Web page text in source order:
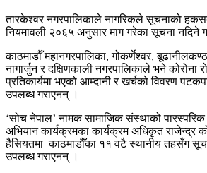
तारकेश्वर नगरपालिकाले नागरिकले सूचनाको
नियमावली २०६५ अनुसार माग गरेका सूचना नदिने
काठमाडौँ महानगरपालिका, गोकर्णेश्वर,
नागार्जुन र दक्षिणकाली नगरपालिकाले भने कोरोना
प्रतिकार्यमा भएको आम्दानी र खर्चको विवरण
उपलब्ध गराएनन् ।
‘सोच नेपाल’ नामक सामाजिक संस्थाको
अभियान कार्यक्रमका कार्यक्रम अधिकृत राजेन्द्र
हैसियतमा काठमाडौँका ११ वटै स्थानीय तहसँग
उपलब्ध गराएनन् ।